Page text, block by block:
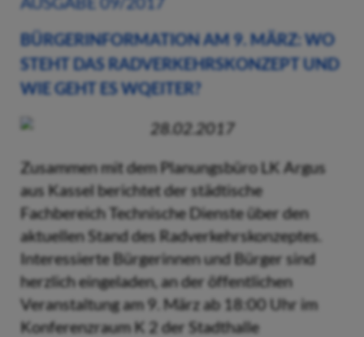
BÜRGERINFORMATION AM 9. MÄRZ: WO
STEHT DAS RADVERKEHRSKONZEPT UND
WIE GEHT ES WQEITER?
28.02.2017
Zusammen mit dem Planungsbüro LK Argus
aus Kassel berichtet der städtische
Fachbereich Technische Dienste über den
aktuellen Stand des Radverkehrskonzeptes.
Interessierte Bürgerinnen und Bürger sind
herzlich eingeladen, an der öffentlichen
Veranstaltung am 9. März ab 18:00 Uhr im
Konferenzraum K 2 der Stadthalle